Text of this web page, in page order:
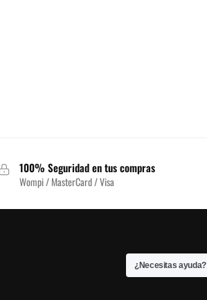
100% Seguridad en tus compras
Wompi / MasterCard / Visa
¿Necesitas ayuda?